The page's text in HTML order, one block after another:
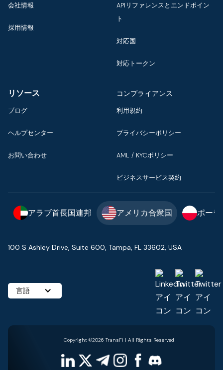
会社情報
採用情報
APIリファレンスとエンドポイン
ト
対応国
対応トークン
リソース
ブログ
ヘルプセンター
お問い合わせ
コンプライアンス
利用規約
プライバシーポリシー
AML / KYCポリシー
ビジネスサービス契約
アラブ首長国連邦 アメリカ合衆国 ポーラ
100 S Ashley Drive, Suite 600, Tampa, FL 33602, USA
言語
Copyright ©2026 TransFi | All Rights Reserved